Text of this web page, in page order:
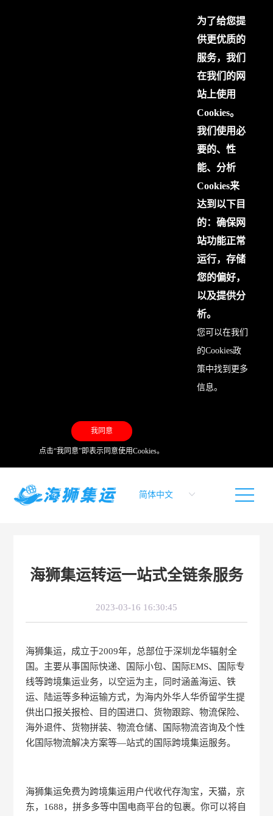
为了给您提
供更优质的
服务，我们
在我们的网
站上使用
Cookies。
我们使用必
要的、性
能、分析
Cookies来
达到以下目
的：确保网
站功能正常
运行，存储
您的偏好，
以及提供分
析。
您可以在我们
的Cookies政
策中找到更多
信息。
我同意
点击“我同意”即表示同意使用Cookies。
海狮集运转运一站式全链条服务
2023-03-16 16:30:45
海狮集运，成立于2009年，总部位于深圳龙华辐射全
国。主要从事国际快递、国际小包、国际EMS、国际专
线等跨境集运业务，以空运为主，同时涵盖海运、铁
运、陆运等多种运输方式，为海内外华人华侨留学生提
供出口报关报检、目的国进口、货物跟踪、物流保险、
海外退件、货物拼装、物流仓储、国际物流咨询及个性
化国际物流解决方案等—站式的国际跨境集运服务。
海狮集运免费为跨境集运用户代收代存淘宝，天猫，京
东，1688，拼多多等中国电商平台的包裹。你可以将自